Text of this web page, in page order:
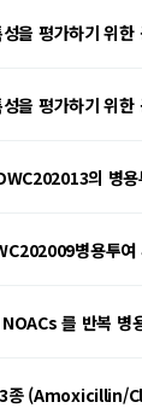
을 평가하기 위
을 평가하기 위
의 병
병용투
를 반복
품 3종